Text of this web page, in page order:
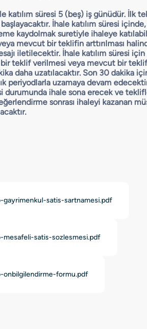
katılım süresi 5 (beş) iş günüdür. İlk
İhale katılım süresi
kaydolmak suretiyle ihaleye
mevcut bir teklifin arttırılması
iletilecektir. İhale katılım süresi
teklif verilmesi veya mevcut bir
daha uzatılacaktır. Son 30 dakika
periyodlarla uzamaya devam
durumunda ihale sona erecek ve
sonrası ihaleyi kazanan
gayrimenkul-satis-sartnamesi.pdf
mesafeli-satis-sozlesmesi.pdf
onbilgilendirme-formu.pdf